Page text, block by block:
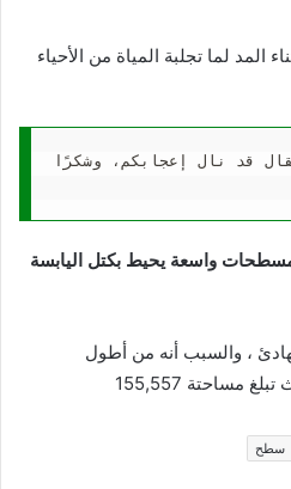
المد لما تجلبة المياة من الأحياء
قد نال إعجابكم، وشكرًا.
واسعة يحيط بكتل اليابسة
، والسبب أنه من أطول
155,557
سطح